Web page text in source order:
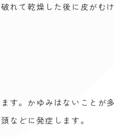
れて乾燥した後に皮が
す。かゆみはないこと
などに発症します。